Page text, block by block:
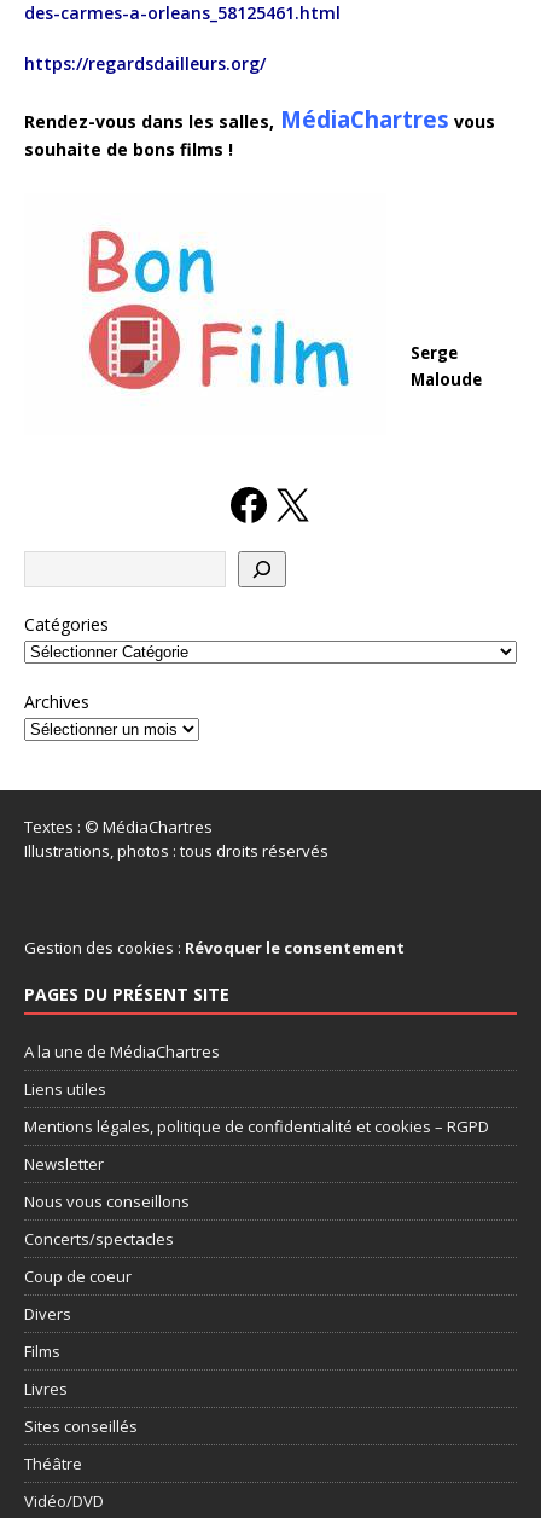
des-carmes-a-orleans_58125461.html
https://regardsdailleurs.org/
Rendez-vous dans les salles, MédiaChartres vous
souhaite de bons films !
Serge
Maloude
Catégories
Archives
Textes : © MédiaChartres
Illustrations, photos : tous droits réservés
Gestion des cookies : Révoquer le consentement
PAGES DU PRÉSENT SITE
A la une de MédiaChartres
Liens utiles
Mentions légales, politique de confidentialité et cookies – RGPD
Newsletter
Nous vous conseillons
Concerts/spectacles
Coup de coeur
Divers
Films
Livres
Sites conseillés
Théâtre
Vidéo/DVD